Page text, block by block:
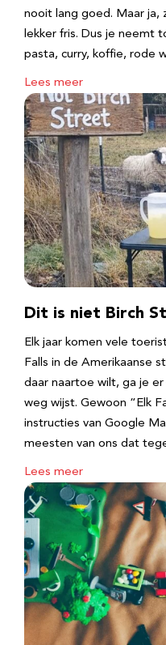
nooit lang goed. Maar ja,
lekker fris. Dus je neemt
pasta, curry, koffie, rode
Lees meer
Dit is niet Birch
Elk jaar komen vele
Falls in de Amerikaanse
daar naartoe wilt, ga je
weg wijst. Gewoon “Elk
instructies van Google
meesten van ons dat
Lees meer